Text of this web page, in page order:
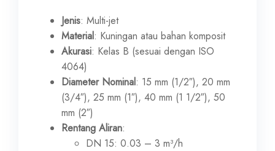
Jenis: Multi-jet
Material: Kuningan atau bahan komposit
Akurasi: Kelas B (sesuai dengan ISO
4064)
Diameter Nominal: 15 mm (1/2″), 20 mm
(3/4″), 25 mm (1″), 40 mm (1 1/2″), 50
mm (2″)
Rentang Aliran:
DN 15: 0.03 – 3 m³/h